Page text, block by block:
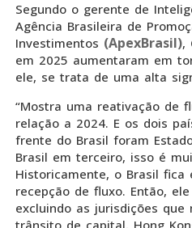
Segundo o gerente de
Agência Brasileira de
Investimentos (ApexBrasil),
em 2025 aumentaram em
ele, se trata de uma alta
“Mostra uma reativação de
relação a 2024. E os dois
frente do Brasil foram
Brasil em terceiro, isso é
Historicamente, o Brasil fica
recepção de fluxo. Então,
excluindo as jurisdições que
trânsito de capital, Hong